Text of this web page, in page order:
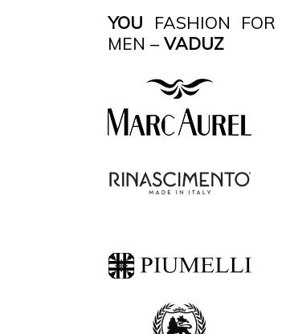
YOU FASHION
MEN –VADUZ